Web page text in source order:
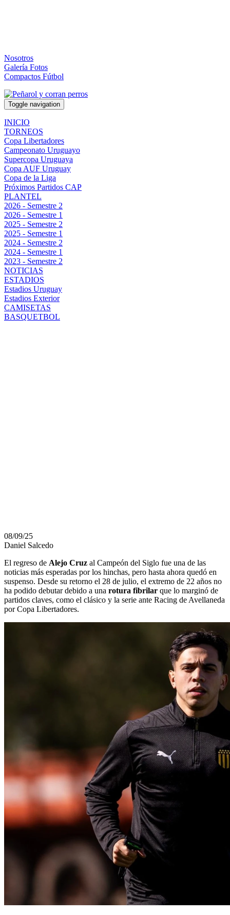
Nosotros
Galería Fotos
Compactos Fútbol
Toggle navigation
INICIO
TORNEOS
Copa Libertadores
Campeonato Uruguayo
Supercopa Uruguaya
Copa AUF Uruguay
Copa de la Liga
Próximos Partidos CAP
PLANTEL
2026 - Semestre 2
2026 - Semestre 1
2025 - Semestre 2
2025 - Semestre 1
2024 - Semestre 2
2024 - Semestre 1
2023 - Semestre 2
NOTICIAS
ESTADIOS
Estadios Uruguay
Estadios Exterior
CAMISETAS
BASQUETBOL
08/09/25
Daniel Salcedo
El regreso de Alejo Cruz al Campeón del Siglo fue una de las
noticias más esperadas por los hinchas, pero hasta ahora quedó en
suspenso. Desde su retorno el 28 de julio, el extremo de 22 años no
ha podido debutar debido a una rotura fibrilar que lo marginó de
partidos claves, como el clásico y la serie ante Racing de Avellaneda
por Copa Libertadores.